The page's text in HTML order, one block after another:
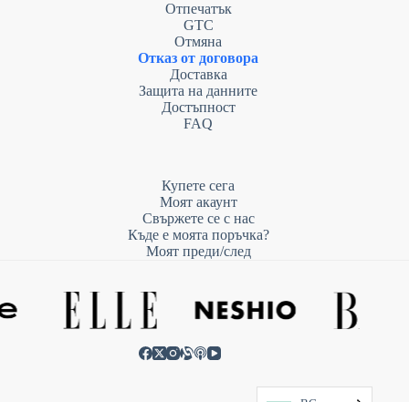
Отпечатък
GTC
Отмяна
Отказ от договора
Доставка
Защита на данните
Достъпност
FAQ
Купете сега
Моят акаунт
Свържете се с нас
Къде е моята поръчка?
Моят преди/след